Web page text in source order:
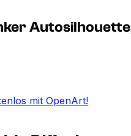
mit OpenArt!